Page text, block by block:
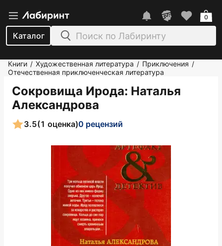
Каталог
0
Книги / Художественная литература / Приключения /
Отечественная приключенческая литература
Сокровища Ирода: Наталья
Александрова
3.5(1 оценка)0 рецензий